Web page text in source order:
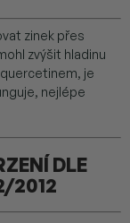
zinek přes
zvýšit hladinu
je
nejlépe
DLE
2012